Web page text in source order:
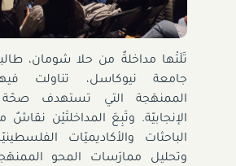
تَلَتْها مداخلةٌ من حلا شومان،
جامعة نيوكاسل، تناولت
الممنهَجة التي تستهدف صحّة
الإنجابيّة. وتَبِعَ المداخلتَيْن
الباحثات والأكاديميّات
وتحليل ممارَسات المحو